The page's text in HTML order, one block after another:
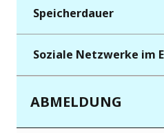
Speicherdauer
Soziale Netzwerke im
ABMELDUNG